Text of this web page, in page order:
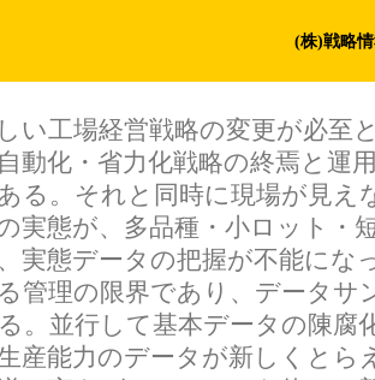
(株)戦略
い工場経営戦略の変更が必至
動化・省力化戦略の終焉と運
る。それと同時に現場が見え
実態が、多品種・小ロット・
実態データの把握が不能にな
管理の限界であり、データサ
。並行して基本データの陳腐
産能力のデータが新しくと